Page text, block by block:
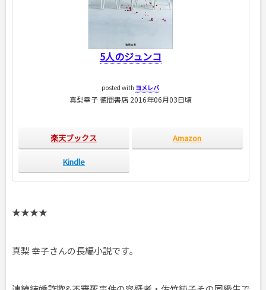
5人のジュンコ
posted with ヨメレバ
真梨幸子 徳間書店 2016年06月03日頃
楽天ブックス Amazon
Kindle
★★★★
真梨 幸子さんの長編小説です。